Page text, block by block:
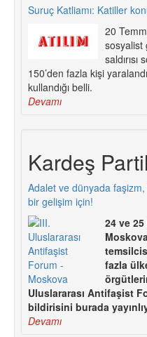
Suruç Katliamı: Katiller
20
sosyalist
150’den fazla kişi
kullandığı belli.
Devamı
Kardeş
Adalet ve dünyada faşizm,
bir gelişim için!
24 ve
fazla
Uluslararası Antifaşist
bildirisini burada
Devamı